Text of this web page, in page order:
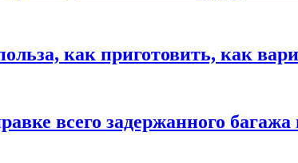
как приготовить, как
всего задержанного